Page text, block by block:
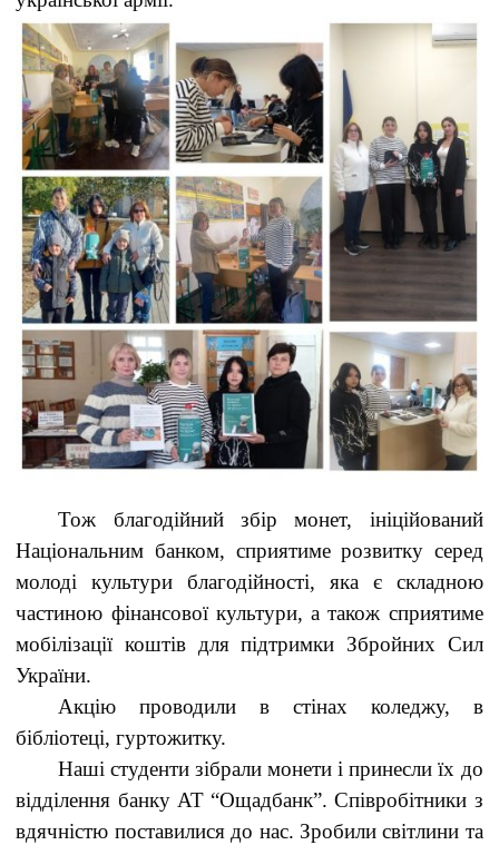
Тож благодійний збір монет, ініційований
Національним банком, сприятиме розвитку серед
молоді культури благодійності, яка є складною
частиною фінансової культури, а також сприятиме
мобілізації коштів для підтримки Збройних Сил
України.
Акцію проводили в стінах коледжу, в
бібліотеці, гуртожитку.
Наші студенти зібрали монети і принесли їх до
відділення банку АТ “Ощадбанк”. Співробітники з
вдячністю поставилися до нас. Зробили світлини та